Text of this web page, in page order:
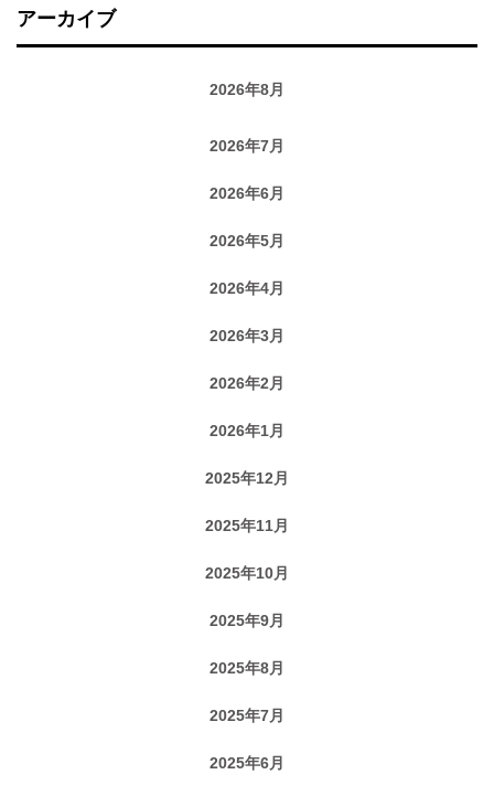
アーカイブ
2026年8月
2026年7月
2026年6月
2026年5月
2026年4月
2026年3月
2026年2月
2026年1月
2025年12月
2025年11月
2025年10月
2025年9月
2025年8月
2025年7月
2025年6月